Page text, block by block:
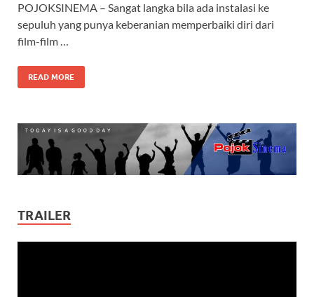
POJOKSINEMA – Sangat langka bila ada instalasi ke
sepuluh yang punya keberanian memperbaiki diri dari
film-film …
READ MORE
TRAILER